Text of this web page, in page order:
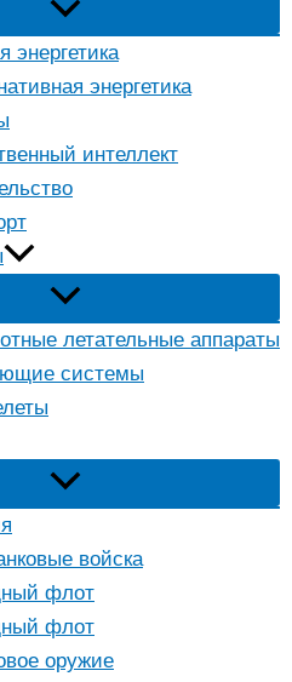
энергетика
энергетика
интеллект
летательные аппараты
системы
войска
флот
флот
оружие